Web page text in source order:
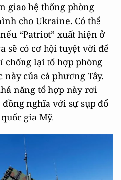
giao hệ thống phòng
cho Ukraine. Có thể
“Patriot” xuất hiện ở
sẽ có cơ hội tuyệt vời để
chống lại tổ hợp phòng
của cả phương Tây.
năng tổ hợp này rơi
nghĩa với sự sụp đổ
gia Mỹ.